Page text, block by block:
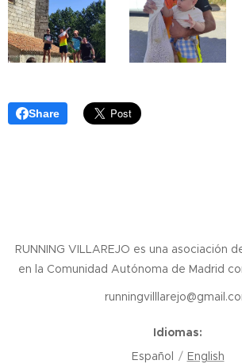
Share
RUNNING VILLAREJO es una asociación
en la Comunidad Autónoma de Madrid
Idiomas
Español
English